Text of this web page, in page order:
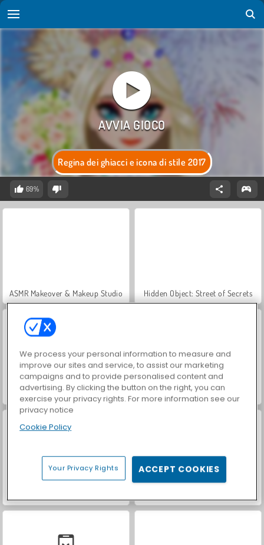
Regina dei ghiacci e icona di stile 2017
69%
ASMR Makeover & Makeup Studio Hidden Object: Street of Secrets
VegaMix Da Vinci Puzzles World War 2 Shooter
We process your personal information to measure and
improve our sites and service, to assist our marketing
campaigns and to provide personalised content and
advertising. By clicking the button on the right, you can
exercise your privacy rights. For more information see our
privacy notice
Cookie Policy
Your Privacy Rights ACCEPT COOKIES